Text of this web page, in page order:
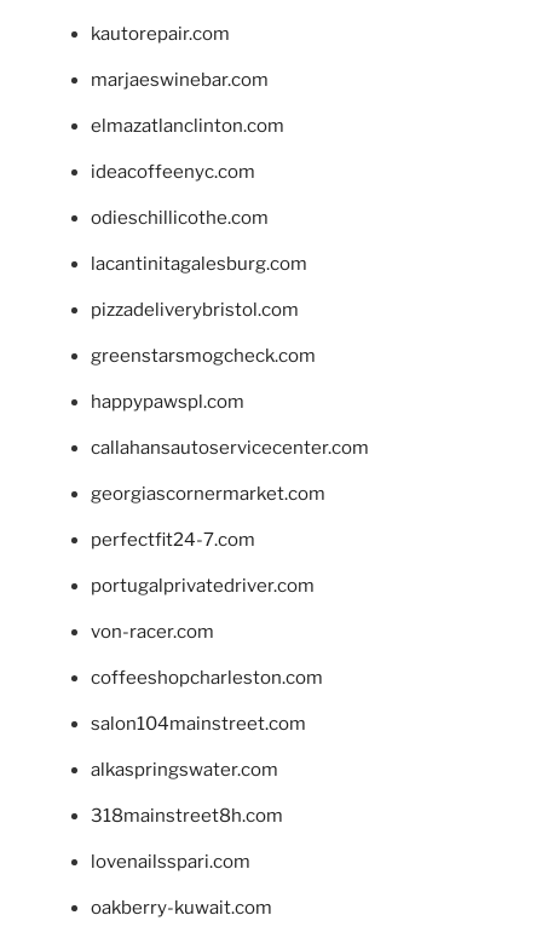
kautorepair.com
marjaeswinebar.com
elmazatlanclinton.com
ideacoffeenyc.com
odieschillicothe.com
lacantinitagalesburg.com
pizzadeliverybristol.com
greenstarsmogcheck.com
happypawspl.com
callahansautoservicecenter.com
georgiascornermarket.com
perfectfit24-7.com
portugalprivatedriver.com
von-racer.com
coffeeshopcharleston.com
salon104mainstreet.com
alkaspringswater.com
318mainstreet8h.com
lovenailsspari.com
oakberry-kuwait.com